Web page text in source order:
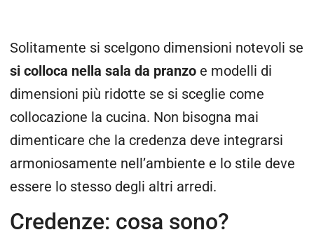
Solitamente si scelgono dimensioni notevoli se
si colloca nella sala da pranzo e modelli di
dimensioni più ridotte se si sceglie come
collocazione la cucina. Non bisogna mai
dimenticare che la credenza deve integrarsi
armoniosamente nell’ambiente e lo stile deve
essere lo stesso degli altri arredi.
Credenze: cosa sono?